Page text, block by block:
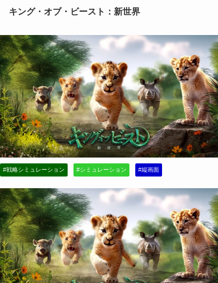
キング・オブ・ビースト：新世界
#戦略シミュレーション #シミュレーション #縦画面